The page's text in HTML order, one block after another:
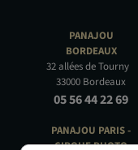
PANAJOU
BORDEAUX
32 allées de Tourny
33000 Bordeaux
05 56 44 22 69
PANAJOU PARIS -
CIRQUE PHOTO